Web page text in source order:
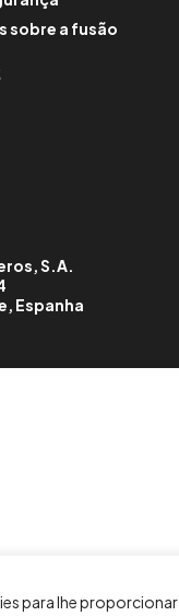
para lhe
sobre a fusão
S.A.
Espanha